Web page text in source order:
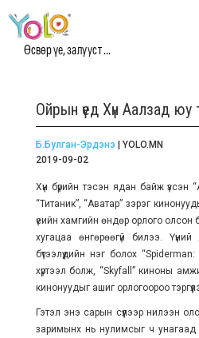
Өсвөр үе, залууст ...
Ойрын үед Хүн Аалзад юу
Б.Булган-Эрдэнэ | YOLO.MN
2019-09-02
Хүн бүрийн тэсэн ядан байж үзсэн
“Титаник”, “Аватар” зэрэг
үеийн хамгийн өндөр орлого олсон
хугацаа өнгөрөөгүй билээ.
бүтээлүүдийн нэг болох
хүртээл болж, “Skyfall” киноны
кинонуудыг ашиг орлогоороо
Гэтэл энэ сарын сүүлээр нилээн
заримынх нь нулимсыг ч